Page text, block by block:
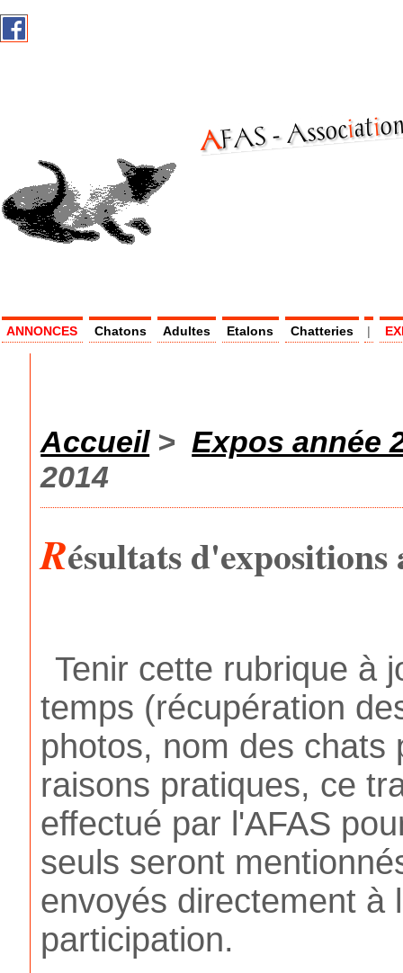
AF
AS -Associati
ANNONCES Chatons Adultes Etalons Chatteries |
Accueil>Expos année
2014
Résultats d'expositions
Tenir cette rubrique à
temps (récupération
photos, nom des chats
raisons pratiques, ce
effectué par l'AFAS
seuls seront
envoyés directement à
participation.